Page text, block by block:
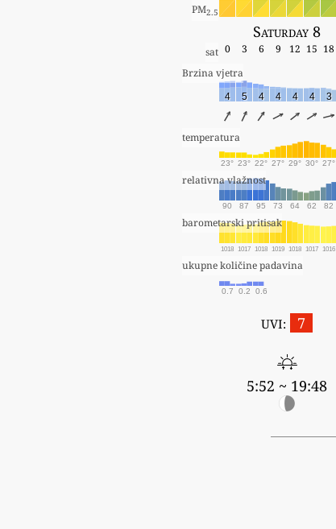
PM2.5
Saturday 8
sat 0 3 6 9 12 15 18
Brzina vjetra
4 5 4 4 4 4 3
temperatura
23° 23° 22° 27° 29° 30° 27°
relativna vlažnost
90 87 95 73 64 62 82
barometarski pritisak
1018 1017 1018 1019 1018 1017 1016
ukupne količine padavina
0.7 0.2 0.6
UVI: 7
5:52 ~ 19:48